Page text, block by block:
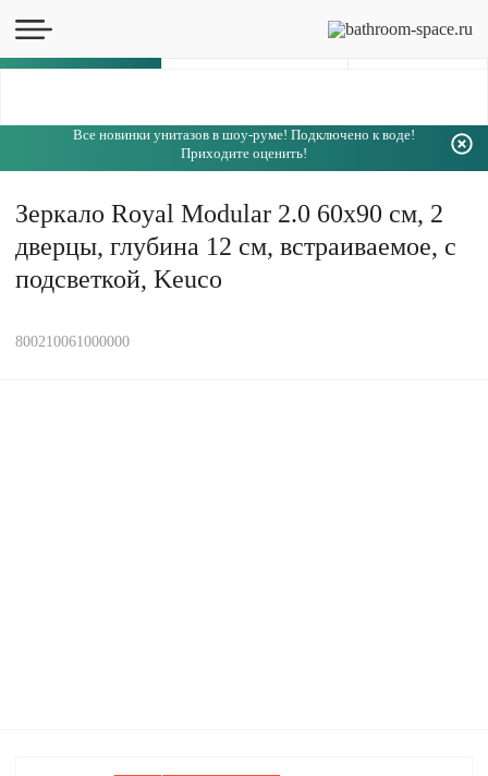
Все новинки унитазов в шоу-руме! Подключено к воде!
Приходите оценить!
Зеркало Royal Modular 2.0 60х90 см, 2
дверцы, глубина 12 см, встраиваемое, с
подсветкой, Keuco
800210061000000